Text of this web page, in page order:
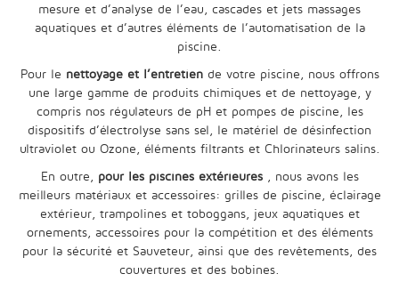
mesure et d’analyse de l’eau, cascades et jets massages
aquatiques et d’autres éléments de l’automatisation de la
piscine.
Pour le nettoyage et l’entretiende votre piscine, nous offrons
une large gamme de produits chimiques et de nettoyage, y
compris nos régulateurs de pH et pompes de piscine, les
dispositifs d’électrolyse sans sel, le matériel de désinfection
ultraviolet ou Ozone, éléments filtrants et Chlorinateurs salins.
En outre, pour les piscines extérieures, nous avons les
meilleurs matériaux et accessoires: grilles de piscine, éclairage
extérieur, trampolines et toboggans, jeux aquatiques et
ornements, accessoires pour la compétition et des éléments
pour la sécurité et Sauveteur, ainsi que des revêtements, des
couvertures et des bobines.